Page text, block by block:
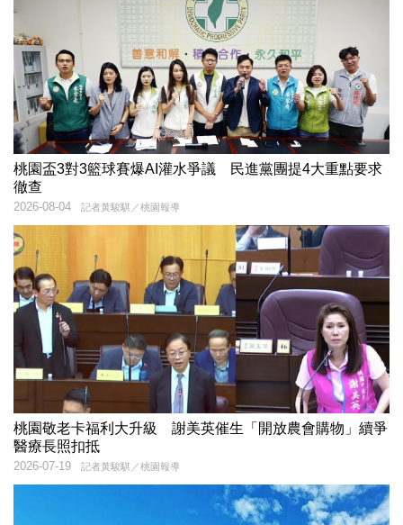
桃園盃3對3籃球賽爆AI灌水爭議 民進黨團提4大重點要求
徹查
記者黃駿騏／桃園報導
2026-08-04
桃園敬老卡福利大升級 謝美英催生「開放農會購物」續爭
醫療長照扣抵
記者黃駿騏／桃園報導
2026-07-19